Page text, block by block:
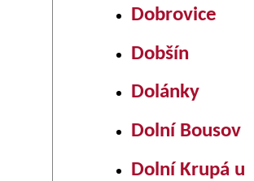
Dobrovice
Dobšín
Dolánky
Dolní Bousov
Dolní Krupá u